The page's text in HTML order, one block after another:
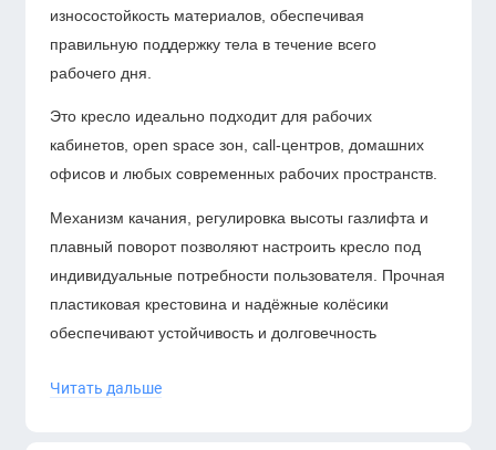
износостойкость материалов, обеспечивая
правильную поддержку тела в течение всего
рабочего дня.
Это кресло идеально подходит для рабочих
кабинетов, open space зон, call-центров, домашних
офисов и любых современных рабочих пространств.
Механизм качания, регулировка высоты газлифта и
плавный поворот позволяют настроить кресло под
индивидуальные потребности пользователя. Прочная
пластиковая крестовина и надёжные колёсики
обеспечивают устойчивость и долговечность
Читать дальше